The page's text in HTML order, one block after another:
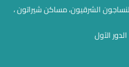
النساجون الشرقيون، مساكن شيراتون ،